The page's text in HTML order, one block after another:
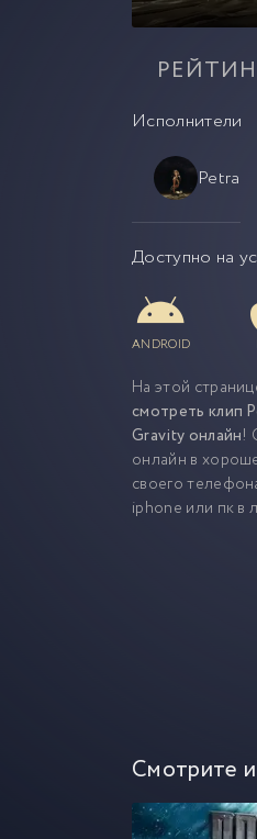
Исполнители
Petra
Доступно на
ANDROID
На этой
смотреть клип
Gravity онлайн!
онлайн в
своего
iphone или пк в
Смотрите